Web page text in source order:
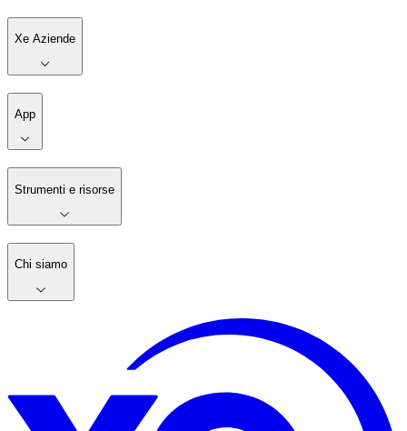
Xe Aziende
App
Strumenti e risorse
Chi siamo